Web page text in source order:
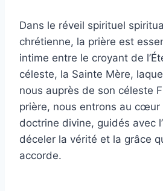
Dans le réveil spirituel
chrétienne, la prière est
intime entre le croyant de
céleste, la Sainte Mère,
nous auprès de son céleste
prière, nous entrons au
doctrine divine, guidés avec
déceler la vérité et la grâce
accorde.